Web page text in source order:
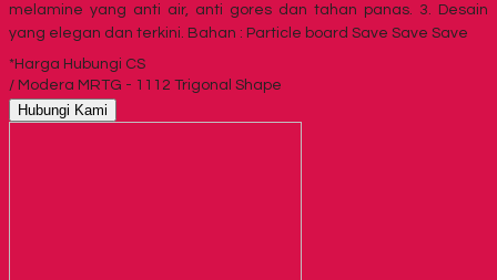
melamine yang anti air, anti gores dan tahan panas. 3. Desain
yang elegan dan terkini. Bahan : Particle board Save Save Save
*Harga Hubungi CS
/ Modera MRTG - 1112 Trigonal Shape
Hubungi Kami